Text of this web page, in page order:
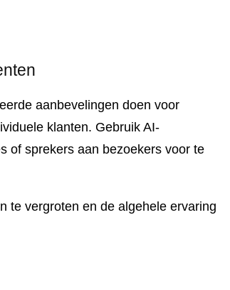
aanbevelingen doen voor
klanten. Gebruik AI-
of sprekers aan bezoekers voor te
te vergroten en de algehele ervaring